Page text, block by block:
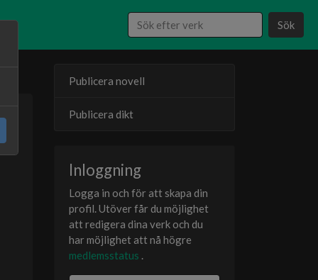
Sök
Publicera novell
Publicera dikt
Inloggning
Logga in och för att skapa din
profil. Utöver får du möjlighet
att redigera dina verk och du
har möjlighet att nå högre
medlemsstatus .